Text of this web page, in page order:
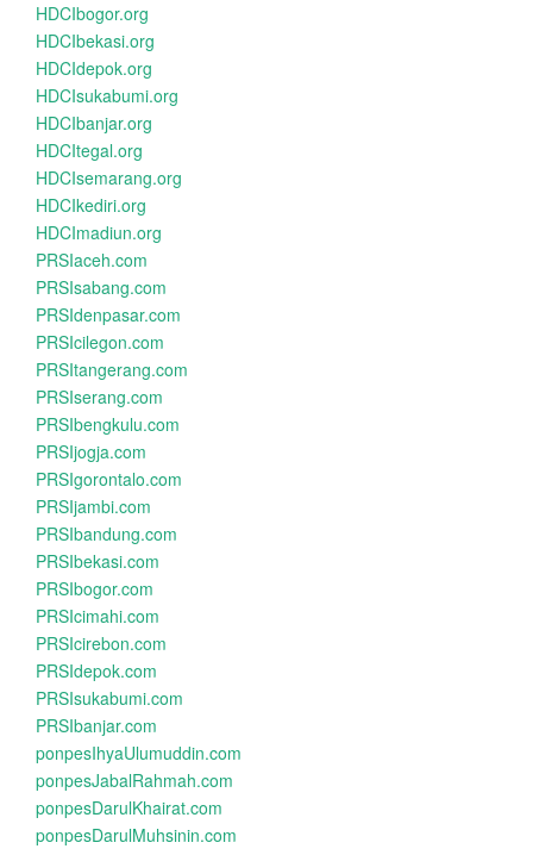
HDCIbogor.org
HDCIbekasi.org
HDCIdepok.org
HDCIsukabumi.org
HDCIbanjar.org
HDCItegal.org
HDCIsemarang.org
HDCIkediri.org
HDCImadiun.org
PRSIaceh.com
PRSIsabang.com
PRSIdenpasar.com
PRSIcilegon.com
PRSItangerang.com
PRSIserang.com
PRSIbengkulu.com
PRSIjogja.com
PRSIgorontalo.com
PRSIjambi.com
PRSIbandung.com
PRSIbekasi.com
PRSIbogor.com
PRSIcimahi.com
PRSIcirebon.com
PRSIdepok.com
PRSIsukabumi.com
PRSIbanjar.com
ponpesIhyaUlumuddin.com
ponpesJabalRahmah.com
ponpesDarulKhairat.com
ponpesDarulMuhsinin.com